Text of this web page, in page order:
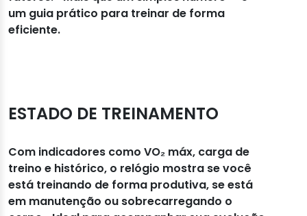
um guia prático para treinar de forma
eficiente.
ESTADO DE TREINAMENTO
Com indicadores como VO₂ máx, carga de
treino e histórico, o relógio mostra se você
está treinando de forma produtiva, se está
em manutenção ou sobrecarregando o